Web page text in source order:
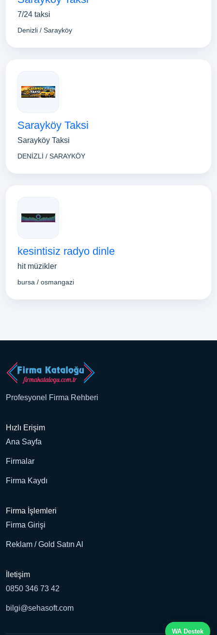
7/24 taksi
Denizli / Sarayköy
Sarayköy Taksi
Sarayköy Taksi
DENİZLİ / SARAYKÖY
kesintisiz radyo dinle
hit müzikler
bursa / osmangazi
WA Destek
Profesyonel Firma Rehberi
Hızlı Erişim
Ana Sayfa
Firmalar
Firma Kaydı
Firma İşlemleri
Firma Girişi
Reklam / Gold Satın Al
İletişim
0850 346 73 42
bilgi@sehasoft.com